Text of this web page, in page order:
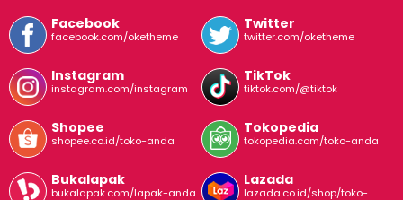
Facebook
facebook.com/oketheme
Twitter
twitter.com/oketheme
Instagram
instagram.com/instagram
TikTok
tiktok.com/@tiktok
Shopee
shopee.co.id/toko-anda
Tokopedia
tokopedia.com/toko-anda
Bukalapak
bukalapak.com/lapak-anda
Lazada
lazada.co.id/shop/toko-